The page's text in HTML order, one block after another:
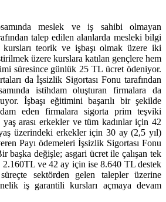
meslek ve iş sahibi olmayan
talep edilen alanlarda mesleki bilgi
teorik ve işbaşı olmak üzere iki
üzere kurslara katılan gençlere hem
süresince günlük 25 TL ücret ödeniyor.
da İşsizlik Sigortası Fonu tarafından
istihdam oluşturan firmalara da
İşbaşı eğitimini başarılı bir şekilde
eden firmalara sigorta prim teşviki
yaş arası erkekler ve tüm kadınlar için 42
üzerindeki erkekler için 30 ay (2,5 yıl)
Payı ödemeleri İşsizlik Sigortası Fonu
başka değişle; asgari ücret ile çalışan tek
2.160TL ve 42 ay için ise 8.640 TL destek
sektörden gelen talepler üzerine
iş garantili kursları açmaya devam